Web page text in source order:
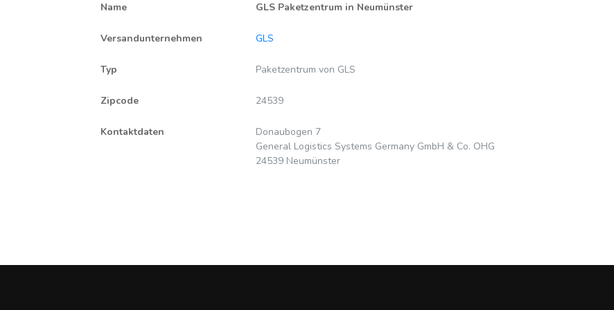
Name GLS Paketzentrum in Neumünster
Versandunternehmen GLS
Typ Paketzentrum von GLS
Zipcode 24539
Kontaktdaten
Donaubogen 7
General Logistics Systems Germany GmbH & Co. OHG
24539 Neumünster